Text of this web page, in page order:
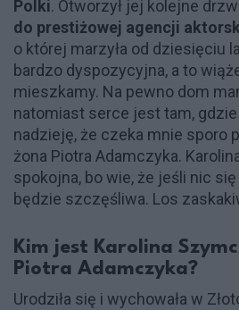
Polki. Otworzył jej kolejne
do prestiżowej agencji
o której marzyła od dziesięciu
bardzo dyspozycyjna, a to
mieszkamy. Na pewno dom
natomiast serce jest tam,
nadzieję, że czeka mnie sporo
żona Piotra Adamczyka.
spokojna, bo wie, że jeśli nic
będzie szczęśliwa. Los
Kim jest Karolina
Piotra Adamczyka?
Urodziła się i wychowała w